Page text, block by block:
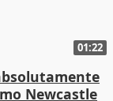
01:22
Newcastle